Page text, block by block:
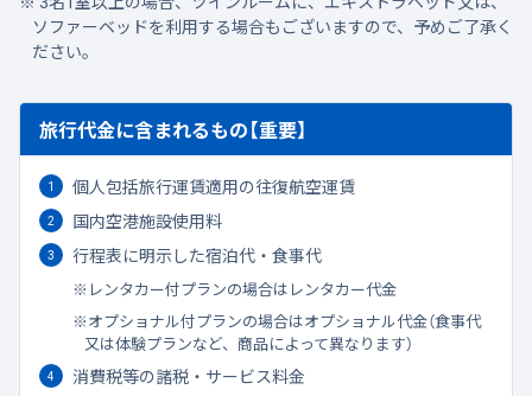
ソファーベッドを利用する場合もございますので、予めご了承く
ださい。
旅行代金に含まれるもの【重要】
個人包括旅行運賃適用の往復航空運賃
国内空港施設使用料
行程表に明示した宿泊代・食事代
レンタカー付プランの場合はレンタカー代金
オプショナル付プランの場合はオプショナル代金（食事代
又は体験プランなど、商品によって異なります）
消費税等の諸税・サービス料金